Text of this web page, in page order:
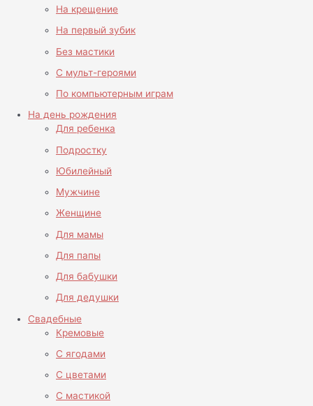
На крещение
На первый зубик
Без мастики
С мульт-героями
По компьютерным играм
На день рождения
Для ребенка
Подростку
Юбилейный
Мужчине
Женщине
Для мамы
Для папы
Для бабушки
Для дедушки
Свадебные
Кремовые
С ягодами
С цветами
С мастикой